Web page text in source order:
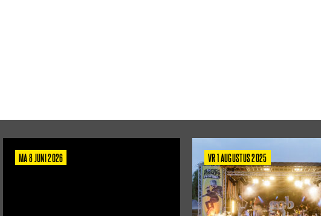
MA 8 JUNI 2026 VR 1 AUGUSTUS 2025